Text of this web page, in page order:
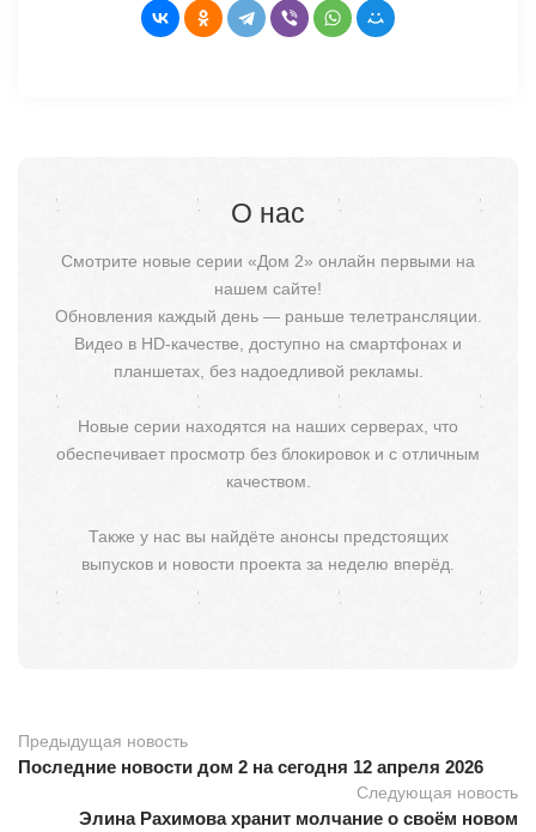
О нас
Смотрите новые серии «Дом 2» онлайн первыми на
нашем сайте!
Обновления каждый день — раньше телетрансляции.
Видео в HD-качестве, доступно на смартфонах и
планшетах, без надоедливой рекламы.
Новые серии находятся на наших серверах, что
обеспечивает просмотр без блокировок и с отличным
качеством.
Также у нас вы найдёте анонсы предстоящих
выпусков и новости проекта за неделю вперёд.
Предыдущая новость
Последние новости дом 2 на сегодня 12 апреля 2026
Следующая новость
Элина Рахимова хранит молчание о своём новом